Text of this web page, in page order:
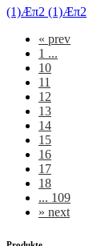
(1)Æπ2 (1)Æπ2
« prev
1 ...
10
11
12
13
14
15
16
17
18
... 109
» next